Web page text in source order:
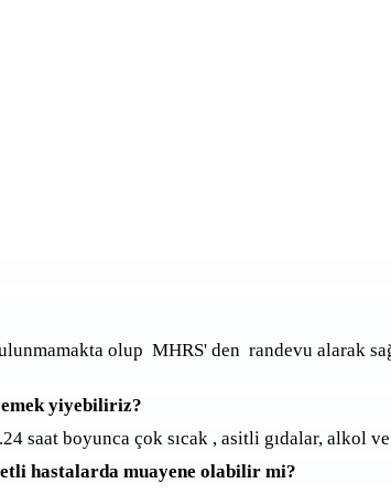
olup MHRS' den randevu alarak
yiyebiliriz?
saat boyunca çok sıcak , asitli gıdalar, alkol ve
hastalarda muayene olabilir mi?